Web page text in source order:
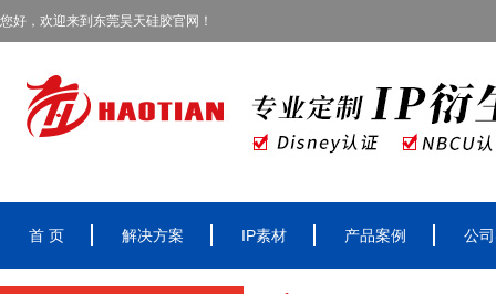
您好，欢迎来到东莞昊天硅胶官网！
首 页 解决方案 IP素材 产品案例 公